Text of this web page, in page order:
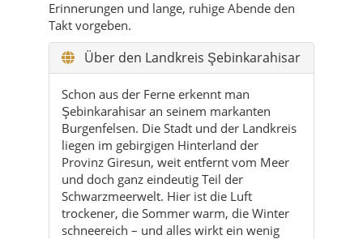
Schon aus der Ferne erkennt man
Şebinkarahisar an seinem markanten
Burgenfelsen. Die Stadt und der Landkreis
liegen im gebirgigen Hinterland der
Provinz Giresun, weit entfernt vom Meer
und doch ganz eindeutig Teil der
Schwarzmeerwelt. Hier ist die Luft
trockener, die Sommer warm, die Winter
schneereich – und alles wirkt ein wenig
ruhiger als an der lauten Küste. Wer die
Serpentinen hinauf fährt, spürt, wie sich
das Panorama öffnet: unter einem das Tal
des Avutmuş, über einem die Silhouette
der Festung.